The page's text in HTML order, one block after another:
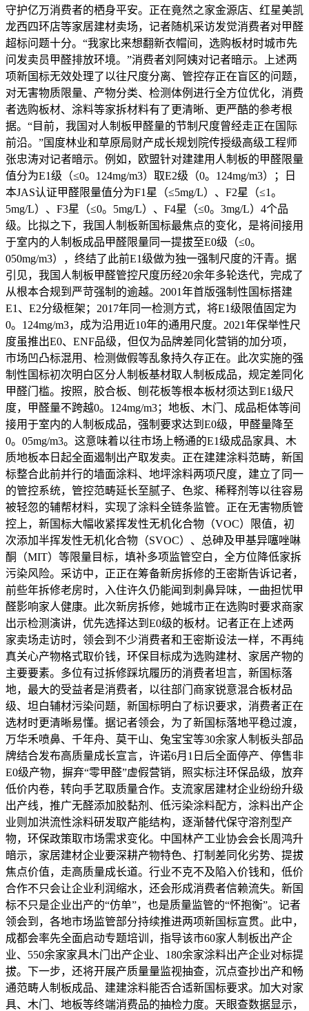
守护亿万消费者的栖身平安。正在竟然之家金源店、红星美凯
龙西四环店等家居建材卖场，记者随机采访发觉消费者对甲醛
超标问题十分。“我家比来想翻新衣帽间，选购板材时城市先
问发卖员甲醛排放环境。”消费者刘阿姨对记者暗示。上述两
项新国标无效处理了以往尺度分离、管控存正在盲区的问题，
对无害物质限量、产物分类、检测体例进行全方位优化，消费
者选购板材、涂料等家拆材料有了更清晰、更严酷的参考根
据。“目前，我国对人制板甲醛量的节制尺度曾经走正在国际
前沿。”国度林业和草原局财产成长规划院传授级高级工程师
张忠涛对记者暗示。例如，欧盟针对建建用人制板的甲醛限量
值分为E1级（≤0。124mg/m3）取E2级（0。124mg/m3）；日
本JAS认证甲醛限量值分为F1星（≤5mg/L）、F2星（≤1。
5mg/L）、F3星（≤0。5mg/L）、F4星（≤0。3mg/L）4个品
级。比拟之下，我国人制板新国标最焦点的变化，是将间接用
于室内的人制板成品甲醛限量同一提拔至E0级（≤0。
050mg/m3），终结了此前E1级做为独一强制尺度的汗青。据
引见，我国人制板甲醛管控尺度历经20余年多轮迭代，完成了
从根本合规到严苛强制的逾越。2001年首版强制性国标搭建
E1、E2分级框架；2017年同一检测方式，将E1级限值固定为
0。124mg/m3，成为沿用近10年的通用尺度。2021年保举性尺
度虽推出E0、ENF品级，但仅为品牌差同化营销的加分项，
市场凹凸标混用、检测做假等乱象持久存正在。此次实施的强
制性国标初次明白区分人制板基材取人制板成品，规定差同化
甲醛门槛。按照，胶合板、刨花板等根本板材须达到E1级尺
度，甲醛量不跨越0。124mg/m3；地板、木门、成品柜体等间
接用于室内的人制板成品，强制要求达到E0级，甲醛量降至
0。05mg/m3。这意味着以往市场上畅通的E1级成品家具、木
质地板本日起全面遏制出产取发卖。正在建建涂料范畴，新国
标整合此前并行的墙面涂料、地坪涂料两项尺度，建立了同一
的管控系统，管控范畴延长至腻子、色浆、稀释剂等以往容易
被轻忽的辅帮材料，实现了涂料全链条监管。正在无害物质管
控上，新国标大幅收紧挥发性无机化合物（VOC）限值，初
次添加半挥发性无机化合物（SVOC）、总砷及甲基异噻唑啉
酮（MIT）等限量目标，填补多项监管空白，全方位降低家拆
污染风险。采访中，正正在筹备新房拆修的王密斯告诉记者，
前些年拆修老房时，入住许久仍能闻到刺鼻异味，一曲担忧甲
醛影响家人健康。此次新房拆修，她城市正在选购时要求商家
出示检测演讲，优先选择达到E0级的板材。记者正在上述两
家卖场走访时，领会到不少消费者和王密斯设法一样，不再纯
真关心产物格式取价钱，环保目标成为选购建材、家居产物的
主要要素。多位有过拆修踩坑履历的消费者坦言，新国标落
地，最大的受益者是消费者，以往部门商家锐意混合板材品
级、坦白辅材污染问题，新国标明白了标识要求，消费者正在
选材时更清晰易懂。据记者领会，为了新国标落地平稳过渡，
万华禾喷鼻、千年舟、莫干山、兔宝宝等30余家人制板头部品
牌结合发布高质量成长宣言，许诺6月1日后全面停产、停售非
E0级产物，摒弃“零甲醛”虚假营销，照实标注环保品级，放弃
低价内卷，转向手艺取质量合作。支流家居建材企业纷纷升级
出产线，推广无醛添加胶黏剂、低污染涂料配方，涂料出产企
业则加洪流性涂料研发取产能结构，逐渐替代保守溶剂型产
物，环保政策取市场需求变化。中国林产工业协会会长周鸿升
暗示，家居建材企业要深耕产物特色、打制差同化劣势、提拔
焦点价值，走高质量成长道。行业不克不及陷入价钱和，低价
合作不只会让企业利润缩水，还会形成消费者信赖流失。新国
标不只是企业出产的“仿单”，也是质量监管的“怀抱衡”。记者
领会到，各地市场监管部分持续推进两项新国标宣贯。此中，
成都会率先全面启动专题培训，指导该市60家人制板出产企
业、550余家家具木门出产企业、180余家涂料出产企业对标提
拔。下一步，还将开展产质量量监视抽查，沉点查抄出产和畅
通范畴人制板成品、建建涂料能否合适新国标要求。加大对家
具、木门、地板等终端消费品的抽检力度。天眼查数据显示，